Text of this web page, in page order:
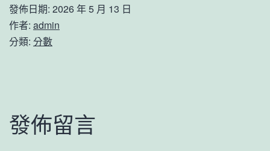
發佈日期: 2026 年 5 月 13 日
作者: admin
分類: 分數
發佈留言